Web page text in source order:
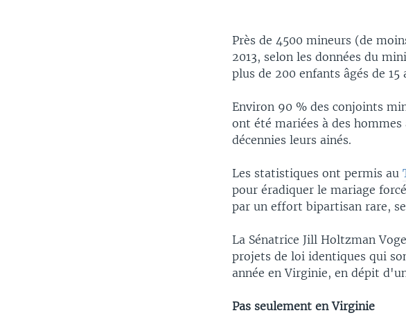
Près de 4500 mineurs (de
2013, selon les données du
plus de 200 enfants âgés de
Environ 90 % des conjoints
ont été mariées à des
décennies leurs ainés.
Les statistiques ont permis au
pour éradiquer le mariage
par un effort bipartisan rare,
La Sénatrice Jill Holtzman
projets de loi identiques qui
année en Virginie, en dépit
Pas seulement en Virginie